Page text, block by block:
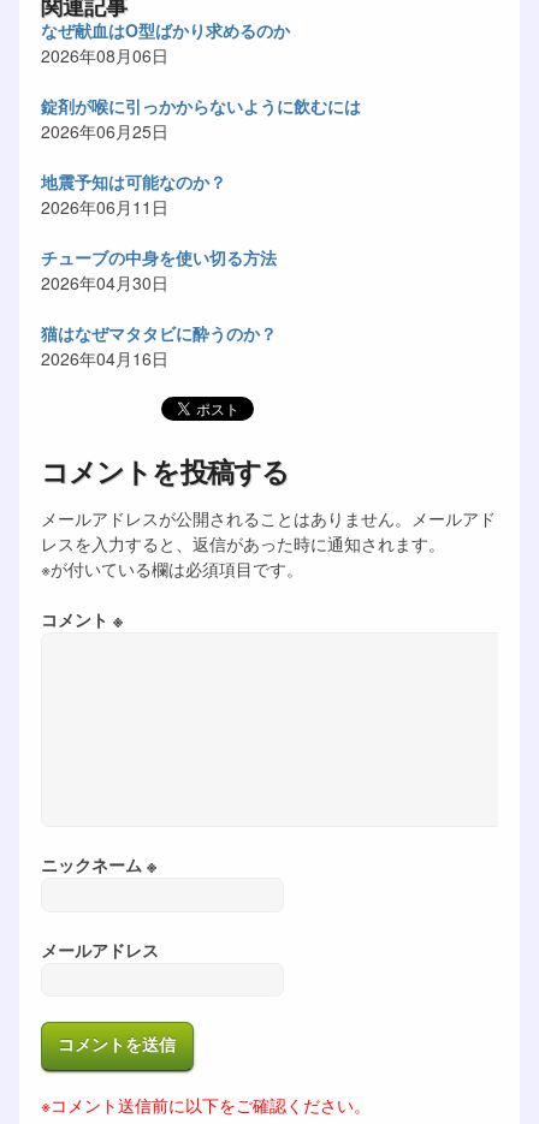
なぜ献血はO型ばかり求めるのか
2026年08月06日
錠剤が喉に引っかからないように飲むには
2026年06月25日
地震予知は可能なのか？
2026年06月11日
チューブの中身を使い切る方法
2026年04月30日
猫はなぜマタタビに酔うのか？
2026年04月16日
コメントを投稿する
メールアドレスが公開されることはありません。メールアド
レスを入力すると、返信があった時に通知されます。
※が付いている欄は必須項目です。
コメント ※
ニックネーム ※
メールアドレス
※コメント送信前に以下をご確認ください。